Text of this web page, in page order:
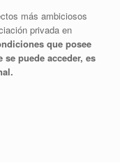
más ambiciosos
privada en
que posee
puede acceder, es